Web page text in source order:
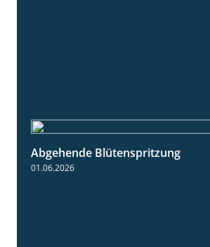
Abgehende Blütenspritzung
01.06.2026